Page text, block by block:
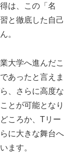
は、この「名
と徹底した自己
。
大学へ進んだこ
あったと言えま
、さらに高度な
とが可能となり
ころか、Tリー
に大きな舞台へ
ます。